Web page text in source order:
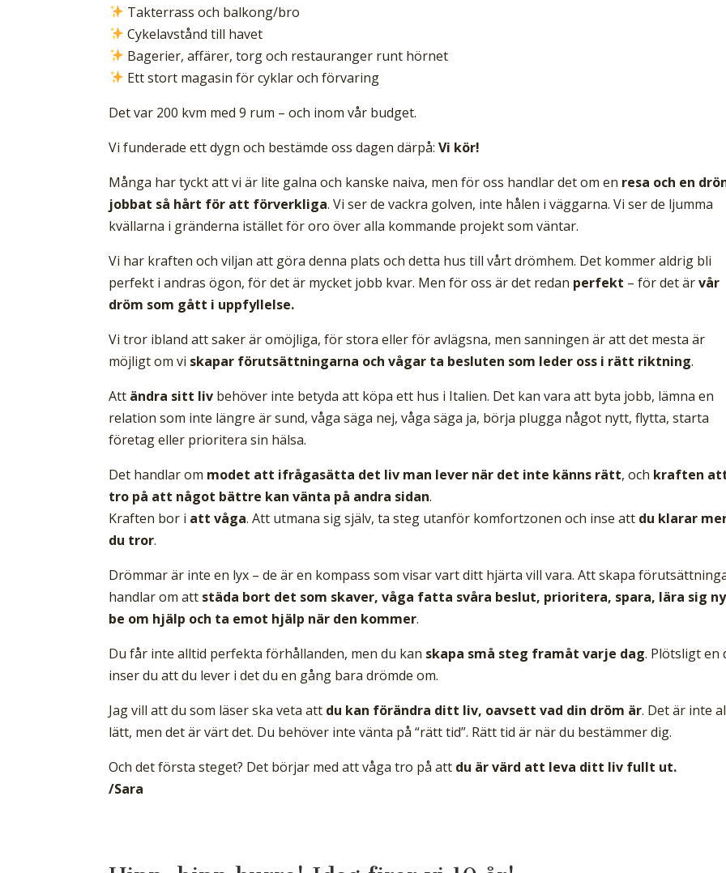
Takterrass och balkong/bro
Cykelavstånd till havet
Bagerier, affärer, torg och restauranger runt hörnet
Ett stort magasin för cyklar och förvaring
Det var 200 kvm med 9 rum – och inom vår budget.
Vi funderade ett dygn och bestämde oss dagen därpå:Vi kör!
Många har tyckt att vi är lite galna och kanske naiva, men för oss handlar det om en resa och en
jobbat så hårt för att förverkliga. Vi ser de vackra golven, inte hålen i väggarna. Vi ser de ljumma
kvällarna i gränderna istället för oro över alla kommande projekt som väntar.
Vi har kraften och viljan att göra denna plats och detta hus till vårt drömhem. Det kommer aldrig bli
perfekt i andras ögon, för det är mycket jobb kvar. Men för oss är det redan perfekt – för det ärvår
dröm som gått i uppfyllelse.
Vi tror ibland att saker är omöjliga, för stora eller för avlägsna, men sanningen är att det mesta är
möjligt om vi skapar förutsättningarna och vågar ta besluten som leder oss i rätt riktning.
Att ändra sitt liv behöver inte betyda att köpa ett hus i Italien. Det kan vara att byta jobb, lämna en
relation som inte längre är sund, våga säga nej, våga säga ja, börja plugga något nytt, flytta, starta
företag eller prioritera sin hälsa.
Det handlar om modet att ifrågasätta det liv man lever när det inte känns rätt, och kraften
tro på att något bättre kan vänta på andra sidan.
Kraften bor i att våga. Att utmana sig själv, ta steg utanför komfortzonen och inse att du klarar
du tror.
Drömmar är inte en lyx – de är en kompass som visar vart ditt hjärta vill vara. Att skapa
handlar om att städa bort det som skaver, våga fatta svåra beslut, prioritera, spara, lära sig
be om hjälp och ta emot hjälp när den kommer.
Du får inte alltid perfekta förhållanden, men du kan skapa små steg framåt varje dag. Plötsligt en
inser du att du lever i det du en gång bara drömde om.
Jag vill att du som läser ska veta att du kan förändra ditt liv, oavsett vad din dröm är. Det är inte
lätt, men det är värt det. Du behöver inte vänta på “rätt tid”. Rätt tid är när du bestämmer dig.
Och det första steget? Det börjar med att våga tro på att du är värd att leva ditt liv fullt ut.
/Sara